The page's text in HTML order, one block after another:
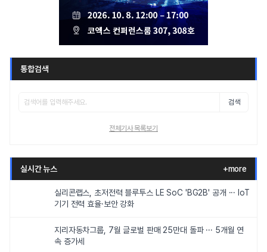
통합검색
검색
전체기사 목록보기
실시간 뉴스 +more
실리콘랩스, 초저전력 블루투스 LE SoC 'BG2B' 공개 ··· IoT
기기 전력 효율·보안 강화
지리자동차그룹, 7월 글로벌 판매 25만대 돌파 ··· 5개월 연
속 증가세